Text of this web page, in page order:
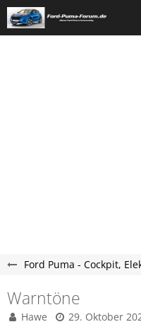
Ford Puma - Cockpit,
Warntöne
Hawe 29. Oktober